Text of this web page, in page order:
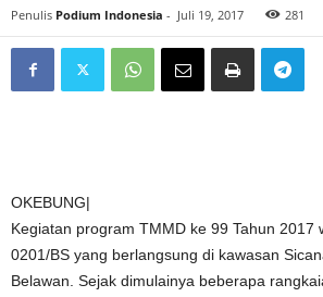
Penulis Podium Indonesia - Juli 19, 2017 281
OKEBUNG|
Kegiatan program TMMD ke 99 Tahun 2017
0201/BS yang berlangsung di kawasan
Belawan. Sejak dimulainya beberapa